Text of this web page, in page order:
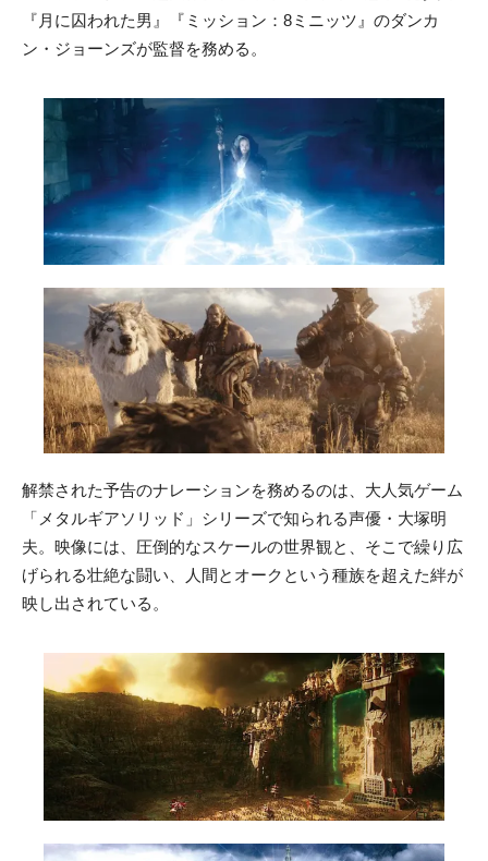
『月に囚われた男』『ミッション：8ミニッツ』のダンカ
ン・ジョーンズが監督を務める。
解禁された予告のナレーションを務めるのは、大人気ゲーム
「メタルギアソリッド」シリーズで知られる声優・大塚明
夫。映像には、圧倒的なスケールの世界観と、そこで繰り広
げられる壮絶な闘い、人間とオークという種族を超えた絆が
映し出されている。